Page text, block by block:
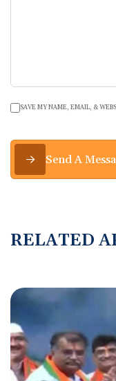
SAVE MY NAME, EMAIL, &
Send A
RELATED A